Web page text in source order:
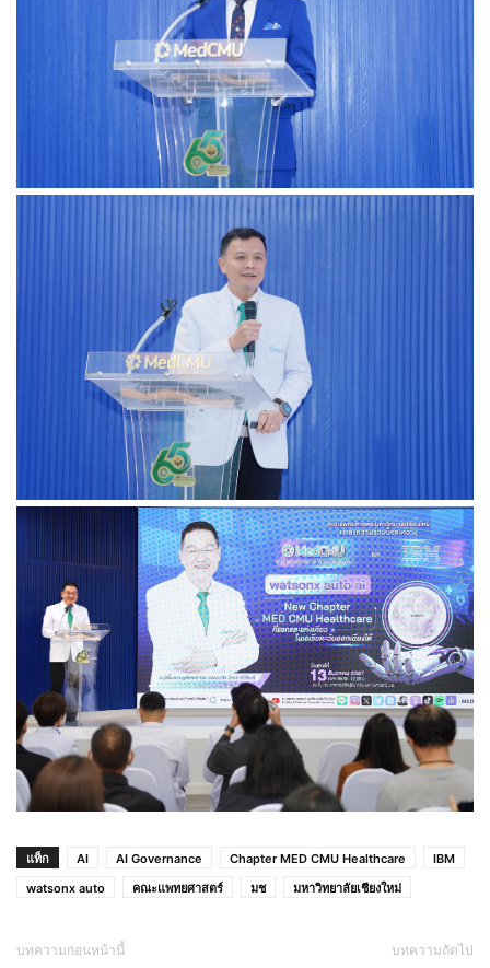
แท็ก AI AI Governance Chapter MED CMU Healthcare
IBM
watsonx auto
คณะแพทยศาสตร์ มช มหาวิทยาลัยเชียงใหม่
บทความก่อนหน้านี้ บทความถัดไป